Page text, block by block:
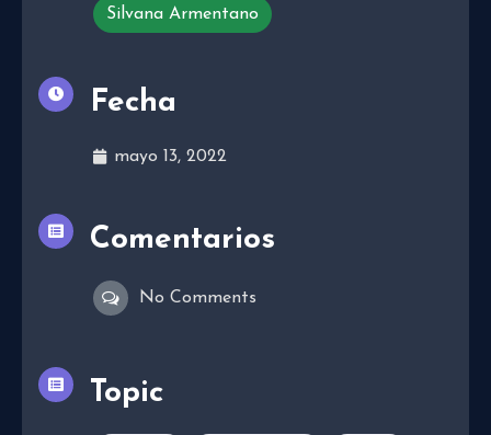
Silvana Armentano
Fecha
mayo 13, 2022
Comentarios
No Comments
Topic